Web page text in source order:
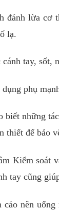
đánh lừa cơ
lạ.
tay, sốt,
phụ
biết những
thiết để bảo
Kiểm soát
tay cũng
nên